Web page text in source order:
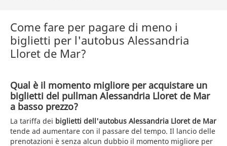
Come fare per pagare di meno i
biglietti per l'autobus Alessandria
Lloret de Mar?
Qual è il momento migliore per acquistare un
biglietti del pullman Alessandria Lloret de Mar
a basso prezzo?
La tariffa dei biglietti dell'autobus Alessandria Lloret de Mar
tende ad aumentare con il passare del tempo. Il lancio delle
prenotazioni è senza alcun dubbio il momento migliore per